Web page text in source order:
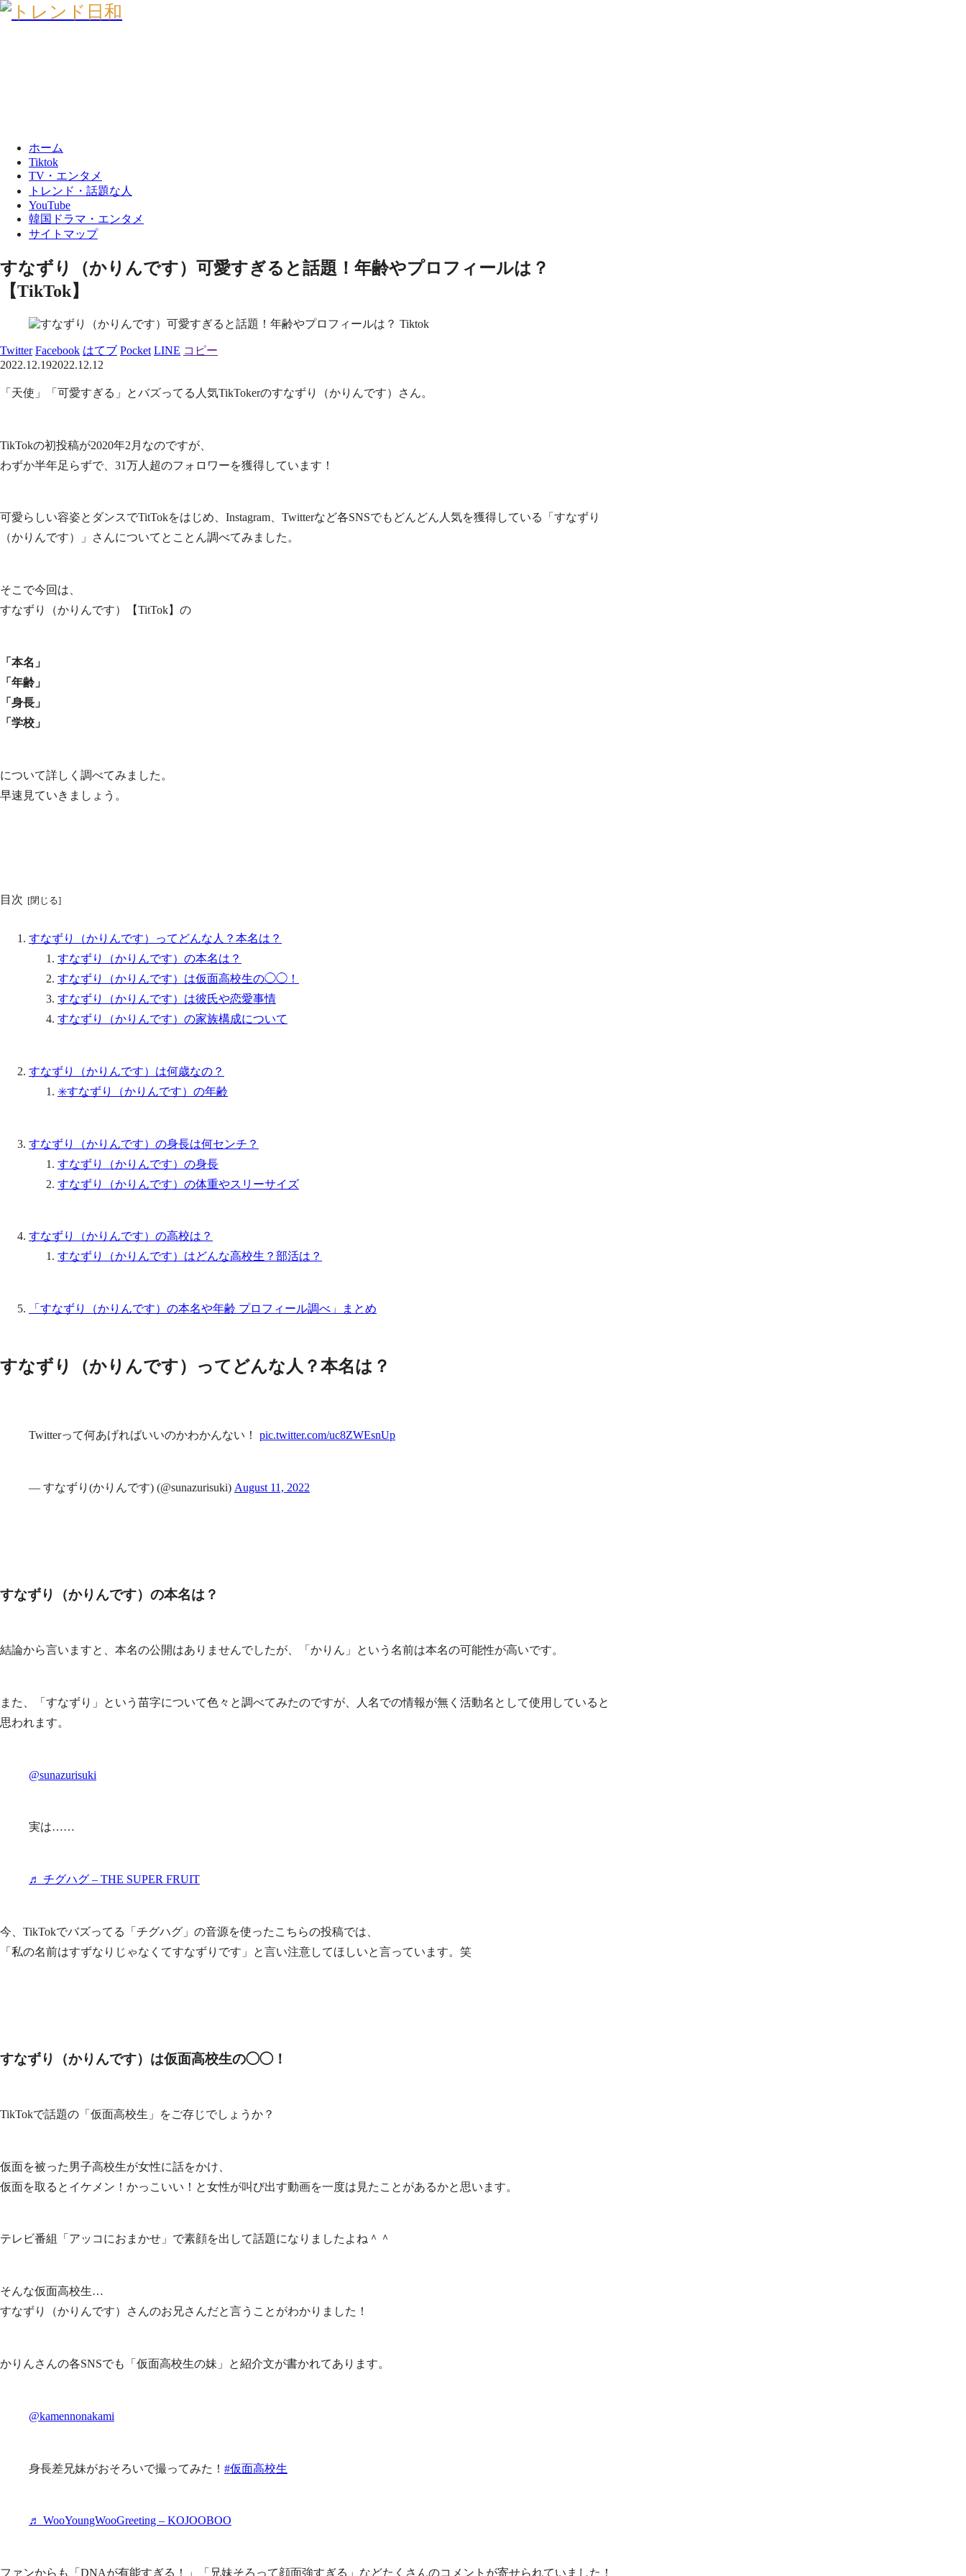
ホーム
Tiktok
TV・エンタメ
トレンド・話題な人
YouTube
韓国ドラマ・エンタメ
サイトマップ
すなずり（かりんです）可愛すぎると話題！年齢やプロフィールは？
【TikTok】
Tiktok
Twitter Facebook はてブ Pocket LINE コピー
2022.12.192022.12.12
「天使」「可愛すぎる」とバズってる人気TikTokerのすなずり（かりんです）さん。
TikTokの初投稿が2020年2月なのですが、
わずか半年足らずで、31万人超のフォロワーを獲得しています！
可愛らしい容姿とダンスでTitTokをはじめ、Instagram、Twitterなど各SNSでもどんどん人気を獲得している「すなずり
（かりんです）」さんについてとことん調べてみました。
そこで今回は、
すなずり（かりんです）【TitTok】の
「本名」
「年齢」
「身長」
「学校」
について詳しく調べてみました。
早速見ていきましょう。
目次
すなずり（かりんです）ってどんな人？本名は？
すなずり（かりんです）の本名は？
すなずり（かりんです）は仮面高校生の◯◯！
すなずり（かりんです）は彼氏や恋愛事情
すなずり（かりんです）の家族構成について
すなずり（かりんです）は何歳なの？
✳️すなずり（かりんです）の年齢
すなずり（かりんです）の身長は何センチ？
すなずり（かりんです）の身長
すなずり（かりんです）の体重やスリーサイズ
すなずり（かりんです）の高校は？
すなずり（かりんです）はどんな高校生？部活は？
「すなずり（かりんです）の本名や年齢 プロフィール調べ」まとめ
すなずり（かりんです）ってどんな人？本名は？
Twitterって何あげればいいのかわかんない！ pic.twitter.com/uc8ZWEsnUp
— すなずり(かりんです) (@sunazurisuki) August 11, 2022
すなずり（かりんです）の本名は？
結論から言いますと、本名の公開はありませんでしたが、「かりん」という名前は本名の可能性が高いです。
また、「すなずり」という苗字について色々と調べてみたのですが、人名での情報が無く活動名として使用していると
思われます。
@sunazurisuki
実は……
♬ チグハグ – THE SUPER FRUIT
今、TikTokでバズってる「チグハグ」の音源を使ったこちらの投稿では、
「私の名前はすずなりじゃなくてすなずりです」と言い注意してほしいと言っています。笑
すなずり（かりんです）は仮面高校生の◯◯！
TikTokで話題の「仮面高校生」をご存じでしょうか？
仮面を被った男子高校生が女性に話をかけ、
仮面を取るとイケメン！かっこいい！と女性が叫び出す動画を一度は見たことがあるかと思います。
テレビ番組「アッコにおまかせ」で素顔を出して話題になりましたよね＾＾
そんな仮面高校生…
すなずり（かりんです）さんのお兄さんだと言うことがわかりました！
かりんさんの各SNSでも「仮面高校生の妹」と紹介文が書かれてあります。
@kamennonakami
身長差兄妹がおそろいで撮ってみた！ #仮面高校生
♬ WooYoungWooGreeting – KOJOOBOO
ファンからも「DNAが有能すぎる！」「兄妹そろって顔面強すぎる」などたくさんのコメントが寄せられていました！